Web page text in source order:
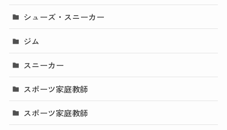
シューズ・スニーカー
ジム
スニーカー
スポーツ家庭教師
スポーツ家庭教師